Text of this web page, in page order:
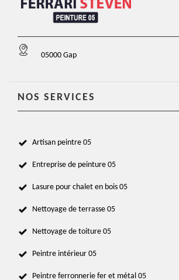
05000 Gap
NOS SERVICES
Artisan peintre 05
Entreprise de peinture 05
Lasure pour chalet en bois 05
Nettoyage de terrasse 05
Nettoyage de toiture 05
Peintre intérieur 05
Peintre ferronnerie fer et métal 05